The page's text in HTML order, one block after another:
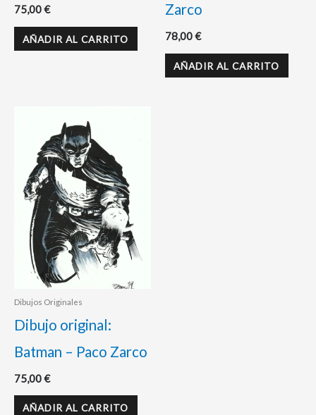
75,00€
AÑADIR AL CARRITO
Zarco
78,00€
AÑADIR AL CARRITO
Dibujos Originales
Dibujo original:
Batman – Paco Zarco
75,00€
AÑADIR AL CARRITO